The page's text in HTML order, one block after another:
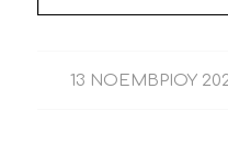
13 ΝΟΕΜΒΡΊΟΥ
/